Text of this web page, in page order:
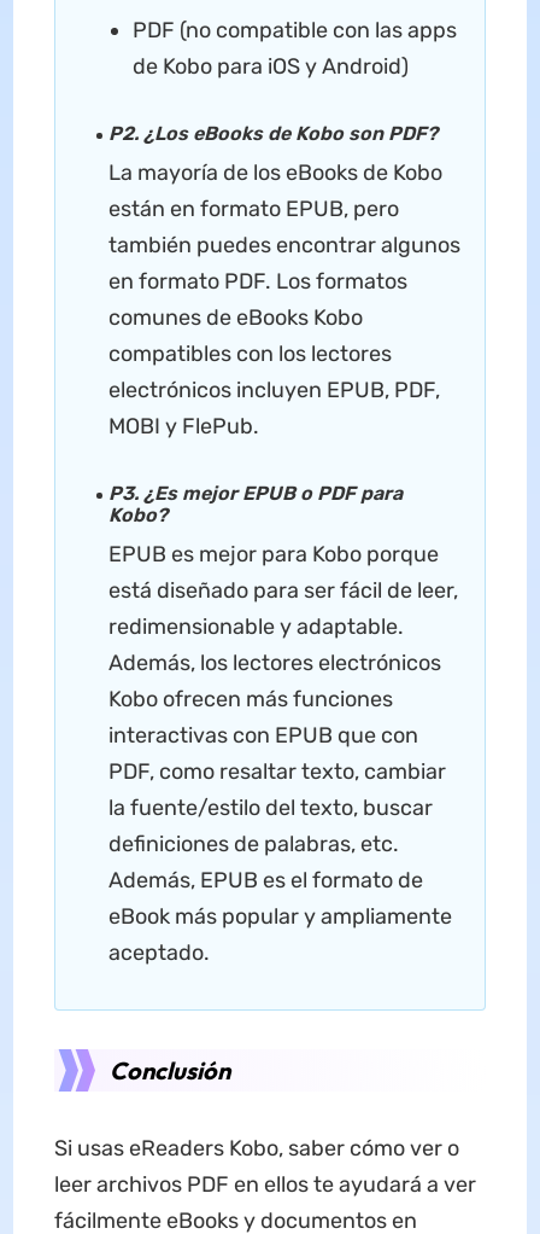
PDF (no compatible con las apps
de Kobo para iOS y Android)
P2. ¿Los eBooks de Kobo son PDF?
La mayoría de los eBooks de Kobo
están en formato EPUB, pero
también puedes encontrar algunos
en formato PDF. Los formatos
comunes de eBooks Kobo
compatibles con los lectores
electrónicos incluyen EPUB, PDF,
MOBI y FlePub.
P3. ¿Es mejor EPUB o PDF para
Kobo?
EPUB es mejor para Kobo porque
está diseñado para ser fácil de leer,
redimensionable y adaptable.
Además, los lectores electrónicos
Kobo ofrecen más funciones
interactivas con EPUB que con
PDF, como resaltar texto, cambiar
la fuente/estilo del texto, buscar
definiciones de palabras, etc.
Además, EPUB es el formato de
eBook más popular y ampliamente
aceptado.
Conclusión
Si usas eReaders Kobo, saber cómo ver o
leer archivos PDF en ellos te ayudará a ver
fácilmente eBooks y documentos en